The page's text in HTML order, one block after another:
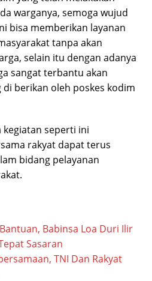
warganya, semoga wujud
bisa memberikan layanan
tanpa akan
selain itu dengan adanya
sangat terbantu akan
di berikan oleh poskes kodim
kegiatan seperti ini
rakyat dapat terus
bidang pelayanan
Babinsa Loa Duri Ilir
Sasaran
TNI Dan Rakyat